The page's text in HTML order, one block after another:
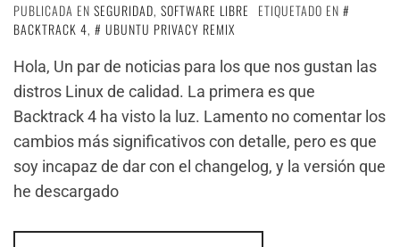
PUBLICADA EN SEGURIDAD, SOFTWARE LIBRE
ETIQUETADO EN
BACKTRACK 4,
UBUNTU PRIVACY REMIX
Hola, Un par de noticias para los que nos gustan las
distros Linux de calidad. La primera es que
Backtrack 4 ha visto la luz. Lamento no comentar los
cambios más significativos con detalle, pero es que
soy incapaz de dar con el changelog, y la versión que
he descargado